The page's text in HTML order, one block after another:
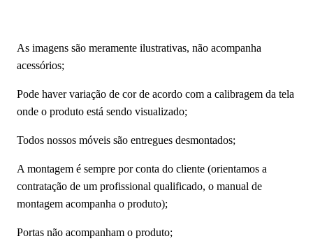
As imagens são meramente ilustrativas, não acompanha
acessórios;
Pode haver variação de cor de acordo com a calibragem da tela
onde o produto está sendo visualizado;
Todos nossos móveis são entregues desmontados;
A montagem é sempre por conta do cliente (orientamos a
contratação de um profissional qualificado, o manual de
montagem acompanha o produto);
Portas não acompanham o produto;